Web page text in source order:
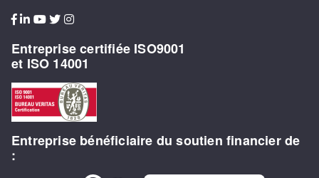
Entreprise certifiée ISO9001
et ISO 14001
Entreprise bénéficiaire du soutien financier de
: